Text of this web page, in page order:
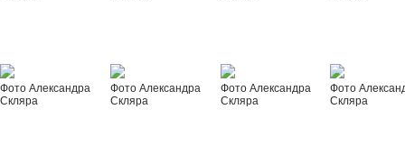
Фото Александра
Скляра
Фото Александра
Скляра
Фото Александра
Скляра
Фото
Скляра